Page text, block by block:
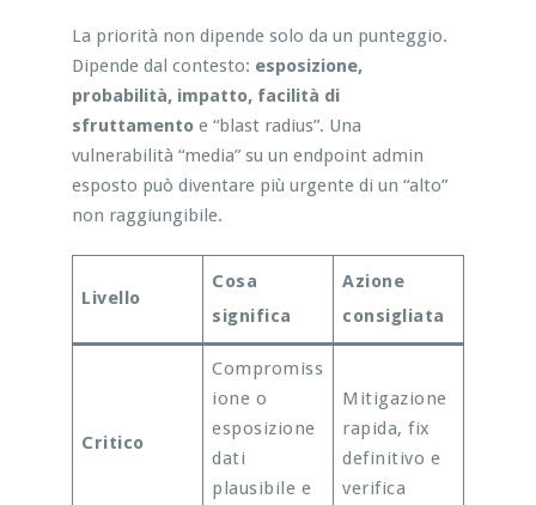
La priorità non dipende solo da un punteggio.
Dipende dal contesto: esposizione,
probabilità, impatto, facilità di
sfruttamentoe “blast radius”. Una
vulnerabilità “media” su un endpoint admin
esposto può diventare più urgente di un “alto”
non raggiungibile.
Livello
Cosa
significa
Azione
consigliata
Critico
Compromiss
ione o
esposizione
dati
plausibile e
Mitigazione
rapida, fix
definitivo e
verifica